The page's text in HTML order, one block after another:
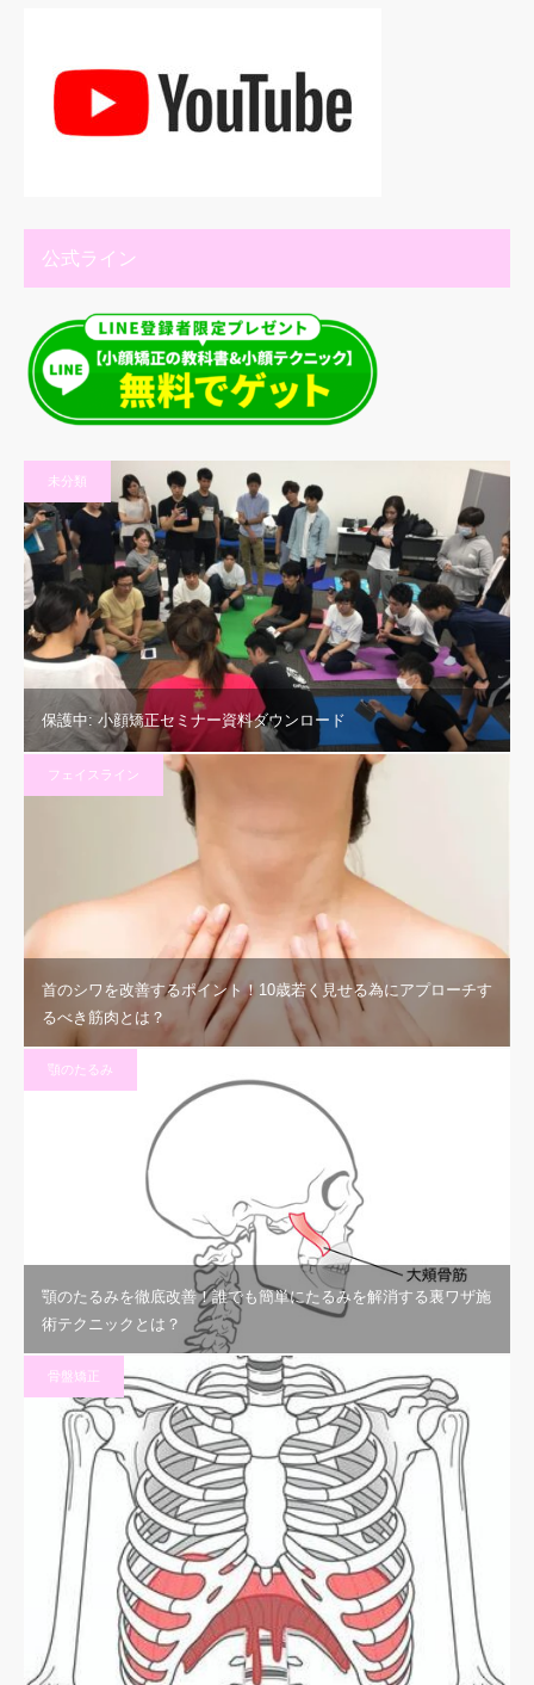
公式ライン
未分類
保護中: 小顔矯正セミナー資料ダウンロード
フェイスライン
首のシワを改善するポイント！10歳若く見せる為にアプローチす
るべき筋肉とは？
顎のたるみ
顎のたるみを徹底改善！誰でも簡単にたるみを解消する裏ワザ施
術テクニックとは？
骨盤矯正